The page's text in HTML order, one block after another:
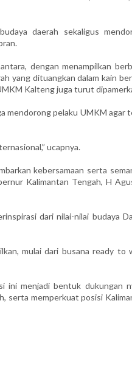
daerah sekaligus
dengan menampilkan
yang dituangkan dalam kain
Kalteng juga turut
mendorong pelaku UMKM agar
ucapnya.
kebersamaan serta
Kalimantan Tengah, H
dari nilai-nilai budaya
mulai dari busana ready to
ini menjadi bentuk dukungan
serta memperkuat posisi